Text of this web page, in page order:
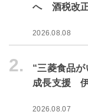
へ 酒税改
2026.08.08
2.
“三菱食品
成長支援
2026.08.07